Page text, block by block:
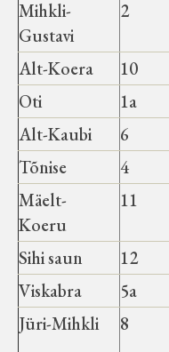
Mihkli-
Gustavi
2
Alt-Koera 10
Oti
1a
Alt-Kaubi
6
Tõnise
4
Mäelt-
Koeru
11
Sihi saun 12
Viskabra
5a
Jüri-Mihkli
8